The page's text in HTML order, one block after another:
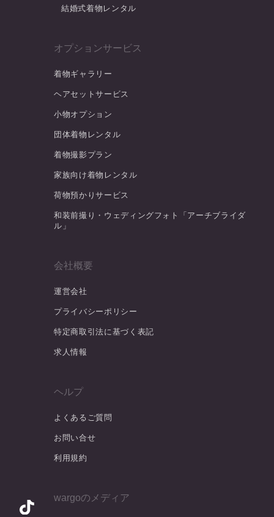
結婚式着物レンタル
オプションサービス
着物ギャラリー
ヘアセットサービス
小物オプション
団体着物レンタル
着物撮影プラン
家族向け着物レンタル
荷物預かりサービス
和装前撮り・ウェディングフォト「アーチブライダ
ル」
会社概要
運営会社
プライバシーポリシー
特定商取引法に基づく表記
求人情報
ヘルプ
よくあるご質問
お問い合せ
利用規約
wargoのメディア